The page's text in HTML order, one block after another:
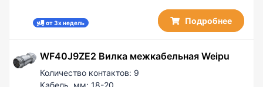
от 3х недель Подробнее
WF40J9ZE2 Вилка межкабельная Weipu
Количество контактов: 9
Кабель, мм: 18-20